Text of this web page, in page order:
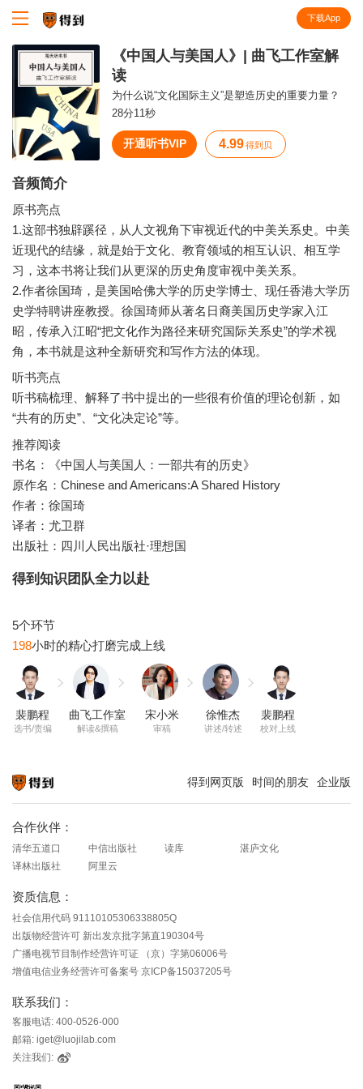
下载App
《中国人与美国人》| 曲飞工作室解
读
为什么说“文化国际主义”是塑造历史的重要力量？
28分11秒
开通听书VIP 4.99 得到贝
音频简介
原书亮点
1.这部书独辟蹊径，从人文视角下审视近代的中美关系史。中美
近现代的结缘，就是始于文化、教育领域的相互认识、相互学
习，这本书将让我们从更深的历史角度审视中美关系。
2.作者徐国琦，是美国哈佛大学的历史学博士、现任香港大学历
史学特聘讲座教授。徐国琦师从著名日裔美国历史学家入江
昭，传承入江昭“把文化作为路径来研究国际关系史”的学术视
听书亮点
听书稿梳理、解释了书中提出的一些很有价值的理论创新，如
推荐阅读
书名：《中国人与美国人：一部共有的历史》
原作名：Chinese and Americans:A Shared History
作者：徐国琦
译者：尤卫群
出版社：四川人民出版社·理想国
得到知识团队全力以赴
198
裴鹏程
选书/责编
曲飞工作室
解读&撰稿
宋小米
审稿
徐惟杰
讲述/转述
裴鹏程
校对上线
得到网页版 时间的朋友 企业版
合作伙伴：
清华五道口 中信出版社 读库
湛庐文化
译林出版社
阿里云
资质信息：
社会信用代码 91110105306338805Q
出版物经营许可 新出发京批字第直190304号
广播电视节目制作经营许可证 （京）字第06006号
增值电信业务经营许可备案号 京ICP备15037205号
联系我们：
客服电话: 400-0526-000
邮箱: iget@luojilab.com
关注我们: